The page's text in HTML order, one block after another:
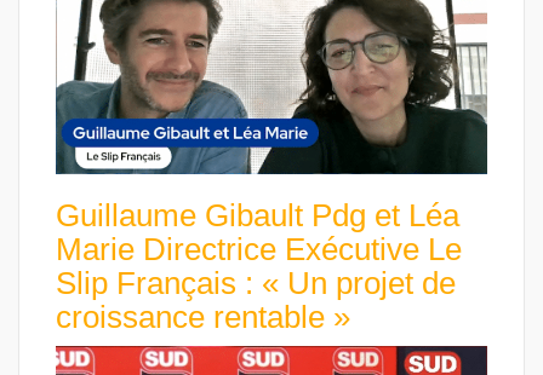
Guillaume Gibault Pdg et Léa
Marie Directrice Exécutive Le
Slip Français : « Un projet de
croissance rentable »